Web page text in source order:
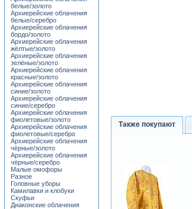
Также покупают
белые/золото
Архиерейские облачения
белые/серебро
Архиерейские облачения
бордо/золото
Архиерейские облачения
жёлтые/золото
Архиерейские облачения
зелёные/золото
Архиерейские облачения
красные/золото
Архиерейские облачения
синие/золото
Архиерейские облачения
синие/серебро
Архиерейские облачения
фиолетовые/золото
Архиерейские облачения
фиолетовые/серебро
Архиерейские облачения
чёрные/золото
Архиерейские облачения
чёрные/серебро
Малые омофоры
Разное
Головные уборы
Камилавки и клобуки
Скуфьи
Диаконские облачения